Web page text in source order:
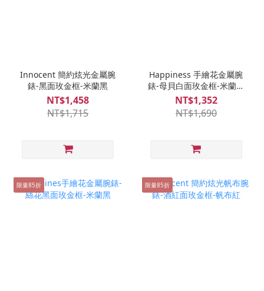
Innocent 簡約炫光金屬腕
錶-黑面玫金框-米蘭黑
NT$1,458
NT$1,715
Happiness 手繪花金屬腕
錶-母貝白面玫金框-米蘭玫
金
NT$1,352
NT$1,690
限量85折 限量85折